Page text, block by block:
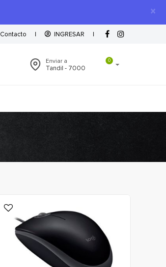
×
Contacto | INGRESAR |
0
Enviar a
Tandil - 7000